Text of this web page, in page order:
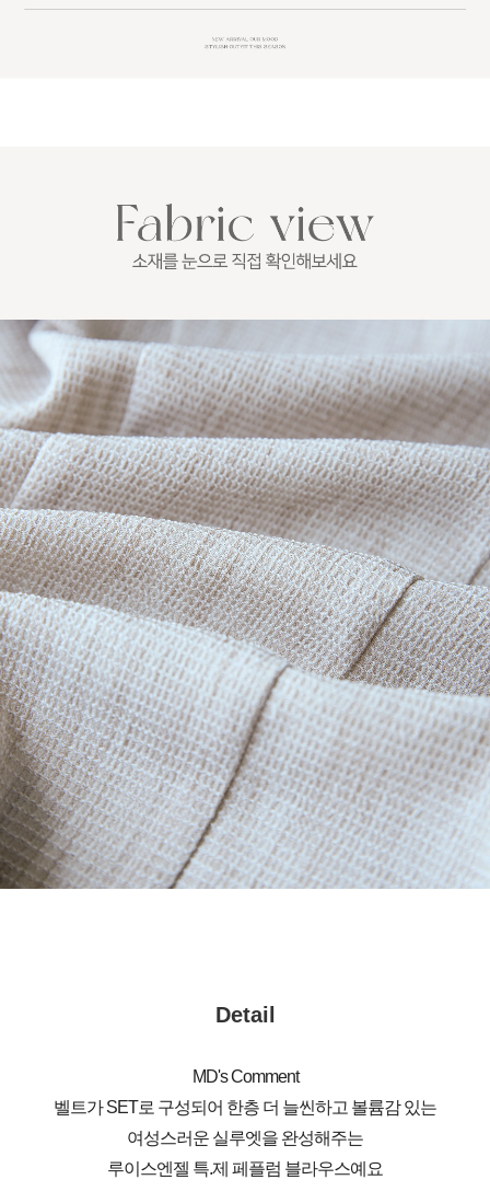
Detail
MD's Comment
벨트가 SET로 구성되어 한층 더 늘씬하고 볼륨감 있는
여성스러운 실루엣을 완성해주는
루이스엔젤 특.제 페플럼 블라우스예요